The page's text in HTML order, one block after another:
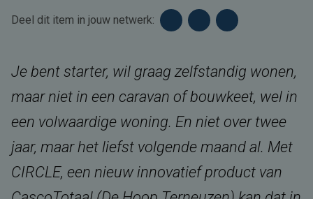
Deel dit item in jouw netwerk:
Je bent starter, wil graag zelfstandig wonen,
maar niet in een caravan of bouwkeet, wel in
een volwaardige woning. En niet over twee
jaar, maar het liefst volgende maand al. Met
CIRCLE, een nieuw innovatief product van